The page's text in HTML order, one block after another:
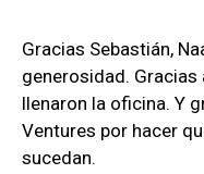
Gracias Sebastián,
generosidad.
llenaron la oficina. Y
Ventures por hacer
sucedan.